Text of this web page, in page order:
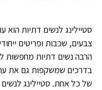
סטיילינג לנשים דתיות הוא
צבעים, שכבות ופריטים
הרבה נשים דתיות מחפשות
בדרכים שמשקפות גם את
של כל אחת. סטיילינג